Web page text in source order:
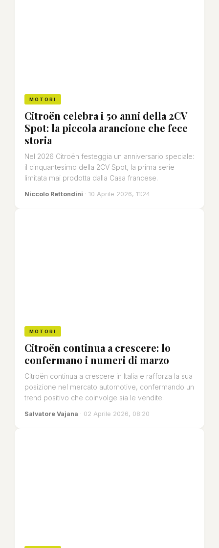
MOTORI
Citroën celebra i 50 anni della 2CV
Spot: la piccola arancione che fece
storia
Nel 2026 Citroën festeggia un anniversario speciale:
il cinquantesimo della 2CV Spot, la prima serie
limitata mai prodotta dalla Casa francese.
Niccolo Rettondini · 10 Aprile 2026, 11:24
MOTORI
Citroën continua a crescere: lo
confermano i numeri di marzo
Citroën continua a crescere in Italia e rafforza la sua
posizione nel mercato automotive, confermando un
trend positivo che coinvolge sia le vendite.
Salvatore Vajana · 02 Aprile 2026, 08:20